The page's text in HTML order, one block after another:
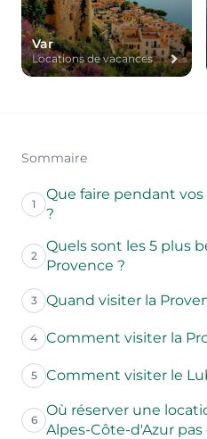
Var
Locations de vacances
Sommaire
1
Que faire pendant
?
2
Quels sont les 5 plus
Provence ?
3 Quand visiter la
4 Comment visiter la
5 Comment visiter le
6
Où réserver une
Alpes-Côte-d'Azur pas